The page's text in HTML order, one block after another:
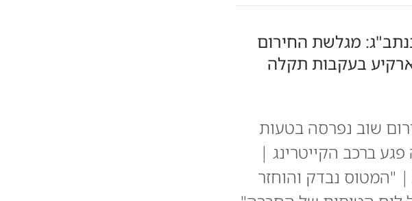
מגלשת החירום
בעקבות תקלה
שוב נפרסה בטעות
ברכב הקייטרינג |
| "המטוס נבדק והוחזר